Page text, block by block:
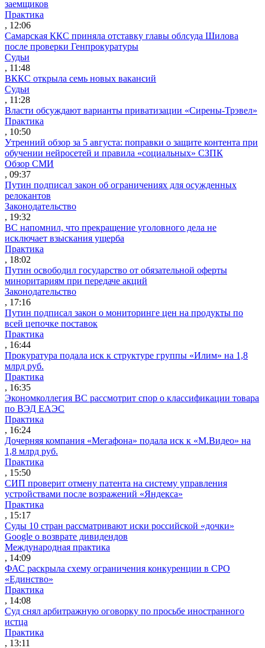
заемщиков
Практика
, 12:06
Самарская ККС приняла отставку главы облсуда Шилова
после проверки Генпрокуратуры
Судьи
, 11:48
ВККС открыла семь новых вакансий
Судьи
, 11:28
Власти обсуждают варианты приватизации «Сирены-Трэвел»
Практика
, 10:50
Утренний обзор за 5 августа: поправки о защите контента при
обучении нейросетей и правила «социальных» СЗПК
Обзор СМИ
, 09:37
Путин подписал закон об ограничениях для осужденных
релокантов
Законодательство
, 19:32
ВС напомнил, что прекращение уголовного дела не
исключает взыскания ущерба
Практика
, 18:02
Путин освободил государство от обязательной оферты
миноритариям при передаче акций
Законодательство
, 17:16
Путин подписал закон о мониторинге цен на продукты по
всей цепочке поставок
Практика
, 16:44
Прокуратура подала иск к структуре группы «Илим» на 1,8
млрд руб.
Практика
, 16:35
Экономколлегия ВС рассмотрит спор о классификации товара
по ВЭД ЕАЭС
Практика
, 16:24
Дочерняя компания «Мегафона» подала иск к «М.Видео» на
1,8 млрд руб.
Практика
, 15:50
СИП проверит отмену патента на систему управления
устройствами после возражений «Яндекса»
Практика
, 15:17
Суды 10 стран рассматривают иски российской «дочки»
Google о возврате дивидендов
Международная практика
, 14:09
ФАС раскрыла схему ограничения конкуренции в СРО
«Единство»
Практика
, 14:08
Суд снял арбитражную оговорку по просьбе иностранного
истца
Практика
, 13:11